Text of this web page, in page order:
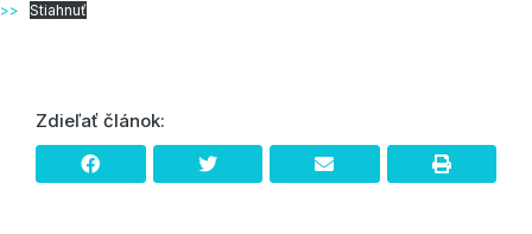
>>
Stiahnuť
Zdieľať článok: